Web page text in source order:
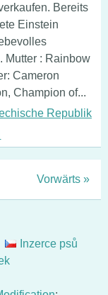
Bereits
Einstein
Mutter : Rainbow
Cameron
Champion of...
Republik
Vorwärts »
Inzerce psů